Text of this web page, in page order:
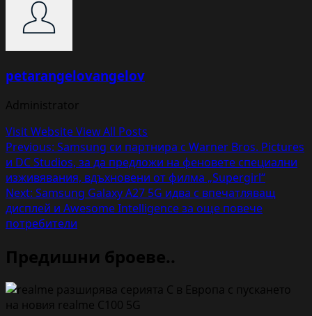
petarangelovangelov
Administrator
Visit WebsiteView All Posts
Post
navigation
Previous: Samsung си партнира с Warner Bros. Pictures
и DC Studios, за да предложи на феновете специални
изживявания, вдъхновени от филма „Supergirl“
Next: Samsung Galaxy A27 5G идва с впечатляващ
дисплей и Awesome Intelligence за още повече
потребители
Предишни броеве..